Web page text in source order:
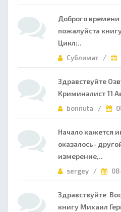
Доброго времени
пожалуйста
Цикл:..
Сублимат /
Здравствуйте
Криминалист 11
bonnuta /
Начало кажется
оказалось-
измерение,..
sergey /
Здравствуйте
книгу Михаил